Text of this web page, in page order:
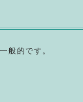
般的です。